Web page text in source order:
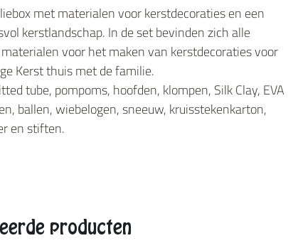
met materialen voor kerstdecoraties en een
kerstlandschap. In de set bevinden zich alle
voor het maken van kerstdecoraties voor
Kerst thuis met de familie.
tube, pompoms, hoofden, klompen, Silk Clay, EVA
ballen, wiebelogen, sneeuw, kruisstekenkarton,
en stiften.
producten